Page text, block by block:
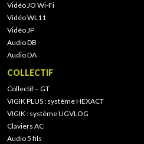
Vidéo JO Wi-Fi
Vidéo WL11
Vidéo JP
Audio DB
Audio DA
COLLECTIF
Collectif – GT
VIGIK PLUS : système HEXACT
VIGIK : système UGVLOG
Claviers AC
Audio 5 fils